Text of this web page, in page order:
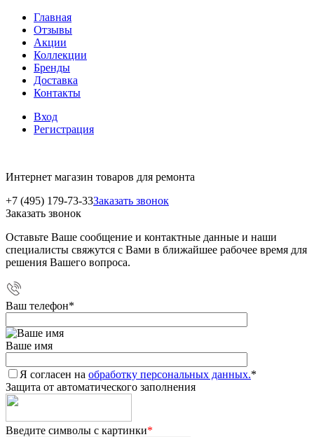
Главная
Отзывы
Акции
Коллекции
Бренды
Доставка
Контакты
Вход
Регистрация
Интернет магазин товаров для ремонта
+7 (495) 179-73-33Заказать звонок
Заказать звонок
Оставьте Ваше сообщение и контактные данные и наши
специалисты свяжутся с Вами в ближайшее рабочее время для
решения Вашего вопроса.
Ваш телефон*
Ваше имя
Я согласен на обработку персональных данных.*
Защита от автоматического заполнения
Введите символы с картинки*